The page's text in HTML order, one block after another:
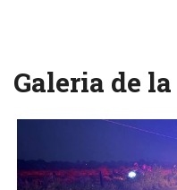
Galeria de